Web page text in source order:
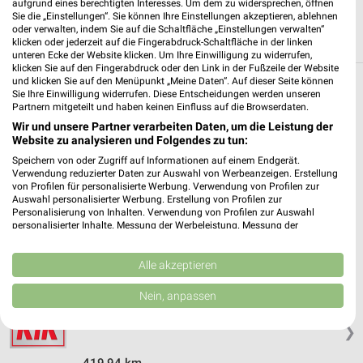
Weitere Kik Geschäfte mit Angeboten in und
um Wörth (Main)
Kik Angebote in Erlenbach am Main
Erlenbach am Main, Deutschland
422,60 km
❯
Kik Angebote in Elsenfeld
aufgrund eines berechtigten Interesses. Um dem zu widersprechen, öffnen
Sie die „Einstellungen“. Sie können Ihre Einstellungen akzeptieren, ablehnen
oder verwalten, indem Sie auf die Schaltfläche „Einstellungen verwalten“
klicken oder jederzeit auf die Fingerabdruck-Schaltfläche in der linken
unteren Ecke der Website klicken. Um Ihre Einwilligung zu widerrufen,
klicken Sie auf den Fingerabdruck oder den Link in der Fußzeile der Website
und klicken Sie auf den Menüpunkt „Meine Daten“. Auf dieser Seite können
Sie Ihre Einwilligung widerrufen. Diese Entscheidungen werden unseren
Partnern mitgeteilt und haben keinen Einfluss auf die Browserdaten.
Wir und unsere Partner verarbeiten Daten, um die Leistung der
Website zu analysieren und Folgendes zu tun:
Speichern von oder Zugriff auf Informationen auf einem Endgerät.
Verwendung reduzierter Daten zur Auswahl von Werbeanzeigen. Erstellung
von Profilen für personalisierte Werbung. Verwendung von Profilen zur
Auswahl personalisierter Werbung. Erstellung von Profilen zur
Personalisierung von Inhalten. Verwendung von Profilen zur Auswahl
personalisierter Inhalte. Messung der Werbeleistung. Messung der
Kombinationen von Daten aus verschiedenen Quellen. Entwicklung und
Verbesserung der Angebote. Verwendung reduzierter Daten zur Auswahl
von Inhalten.
Daten können außerhalb der Europäischen Union weitergegeben und in die
USA gesendet werden.
Website/App.
Partnerliste anzeigen (1 IAB-Anbieter)
Alle akzeptieren
Nein, anpassen